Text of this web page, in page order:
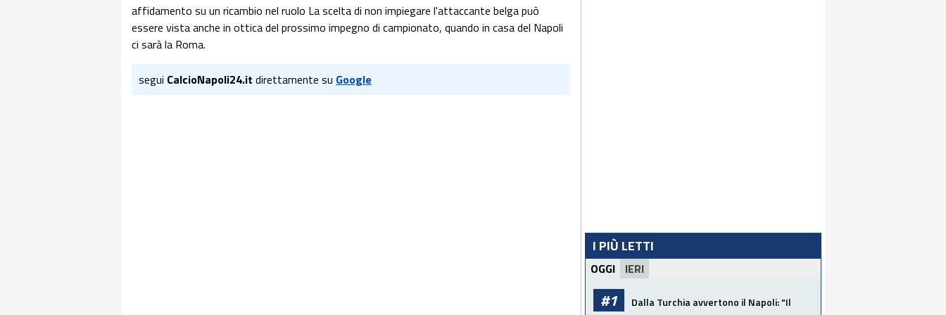
affidamento su un ricambio nel ruolo La scelta di non impiegare l'attaccante belga può
essere vista anche in ottica del prossimo impegno di campionato, quando in casa del Napoli
ci sarà la Roma.
segui CalcioNapoli24.it direttamente su Google
I PIÙ LETTI
OGGI IERI
#1
Dalla Turchia avvertono il Napoli: "Il